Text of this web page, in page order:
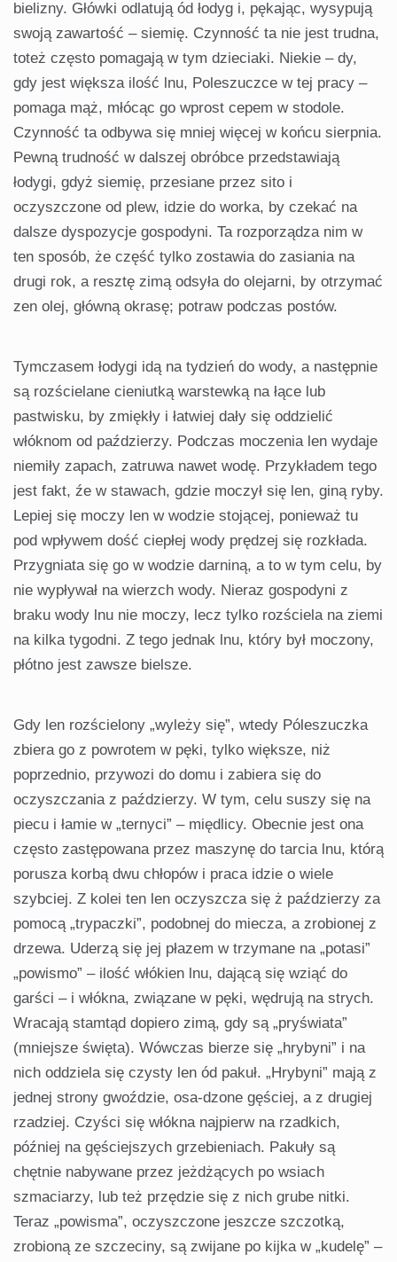
bielizny. Główki odlatują ód łodyg i, pękając, wysypują
swoją zawartość – siemię. Czynność ta nie jest trudna,
toteż często pomagają w tym dzieciaki. Niekie – dy,
gdy jest większa ilość lnu, Poleszuczce w tej pracy –
pomaga mąż, młócąc go wprost cepem w stodole.
Czynność ta odbywa się mniej więcej w końcu sierpnia.
Pewną trudność w dalszej obróbce przedstawiają
łodygi, gdyż siemię, przesiane przez sito i
oczyszczone od plew, idzie do worka, by czekać na
dalsze dyspozycje gospodyni. Ta rozporządza nim w
ten sposób, że część tylko zostawia do zasiania na
drugi rok, a resztę zimą odsyła do olejarni, by otrzymać
zen olej, główną okrasę; potraw podczas postów.
Tymczasem łodygi idą na tydzień do wody, a następnie
są rozścielane cieniutką warstewką na łące lub
pastwisku, by zmiękły i łatwiej dały się oddzielić
włóknom od paździerzy. Podczas moczenia len wydaje
niemiły zapach, zatruwa nawet wodę. Przykładem tego
jest fakt, źe w stawach, gdzie moczył się len, giną ryby.
Lepiej się moczy len w wodzie stojącej, ponieważ tu
pod wpływem dość ciepłej wody prędzej się rozkłada.
Przygniata się go w wodzie darniną, a to w tym celu, by
nie wypływał na wierzch wody. Nieraz gospodyni z
braku wody lnu nie moczy, lecz tylko rozściela na ziemi
na kilka tygodni. Z tego jednak lnu, który był moczony,
płótno jest zawsze bielsze.
Gdy len rozścielony „wyleży się”, wtedy Póleszuczka
zbiera go z powrotem w pęki, tylko większe, niż
poprzednio, przywozi do domu i zabiera się do
oczyszczania z paździerzy. W tym, celu suszy się na
piecu i łamie w „ternyci” – międlicy. Obecnie jest ona
często zastępowana przez maszynę do tarcia lnu, którą
porusza korbą dwu chłopów i praca idzie o wiele
szybciej. Z kolei ten len oczyszcza się ż paździerzy za
pomocą „trypaczki”, podobnej do miecza, a zrobionej z
drzewa. Uderzą się jej płazem w trzymane na „potasi”
„powismo” – ilość włókien lnu, dającą się wziąć do
garści – i włókna, związane w pęki, wędrują na strych.
Wracają stamtąd dopiero zimą, gdy są „pryświata”
(mniejsze święta). Wówczas bierze się „hrybyni” i na
nich oddziela się czysty len ód pakuł. „Hrybyni” mają z
jednej strony gwoździe, osa-dzone gęściej, a z drugiej
rzadziej. Czyści się włókna najpierw na rzadkich,
później na gęściejszych grzebieniach. Pakuły są
chętnie nabywane przez jeżdżących po wsiach
szmaciarzy, lub też przędzie się z nich grube nitki.
Teraz „powisma”, oczyszczone jeszcze szczotką,
zrobioną ze szczeciny, są zwijane po kijka w „kudelę” –